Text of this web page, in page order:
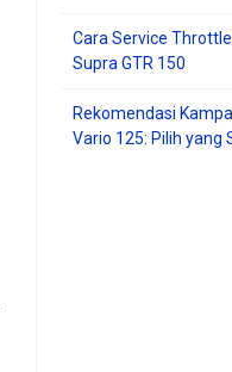
Cara Service
Supra GTR 150
Rekomendasi
Vario 125: Pilih yang